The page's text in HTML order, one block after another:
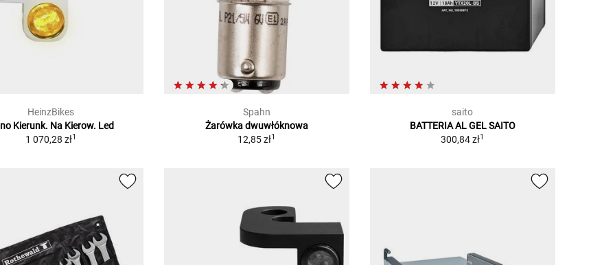
HeinzBikes
Kierunk. Na Kierow. Led
1 070,28 zł1
Spahn
Żarówka dwuwłóknowa
12,85 zł1
saito
BATTERIA AL GEL SAITO
300,84 zł1